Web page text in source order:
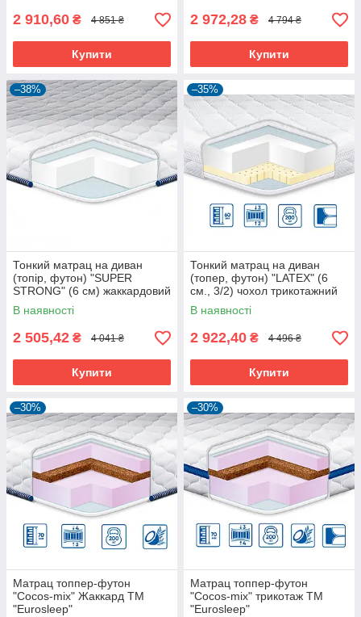
2 910,60 ₴ 4 851 ₴
Купити
2 972,28 ₴ 4 794 ₴
Купити
–38%
Тонкий матрац на диван
(топір, футон) "SUPER
STRONG" (6 см) жаккардовий
чохол "Eurosleep"
В наявності
2 505,42 ₴ 4 041 ₴
Купити
–35%
Тонкий матрац на диван
(топер, футон) "LATEX" (6
см., 3/2) чохол трикотажний
від ТМ "Eurosleep"
В наявності
2 922,40 ₴ 4 496 ₴
Купити
–30%
Матрац топпер-футон
"Cocos-mix" Жаккард ТМ
"Eurosleep"
–30%
Матрац топпер-футон
"Cocos-mix" трикотаж ТМ
"Eurosleep"